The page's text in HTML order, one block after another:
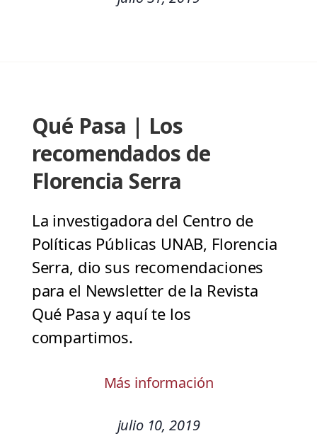
Qué Pasa | Los
recomendados de
Florencia Serra
La investigadora del Centro de
Políticas Públicas UNAB, Florencia
Serra, dio sus recomendaciones
para el Newsletter de la Revista
Qué Pasa y aquí te los
compartimos.
Más información
julio 10, 2019